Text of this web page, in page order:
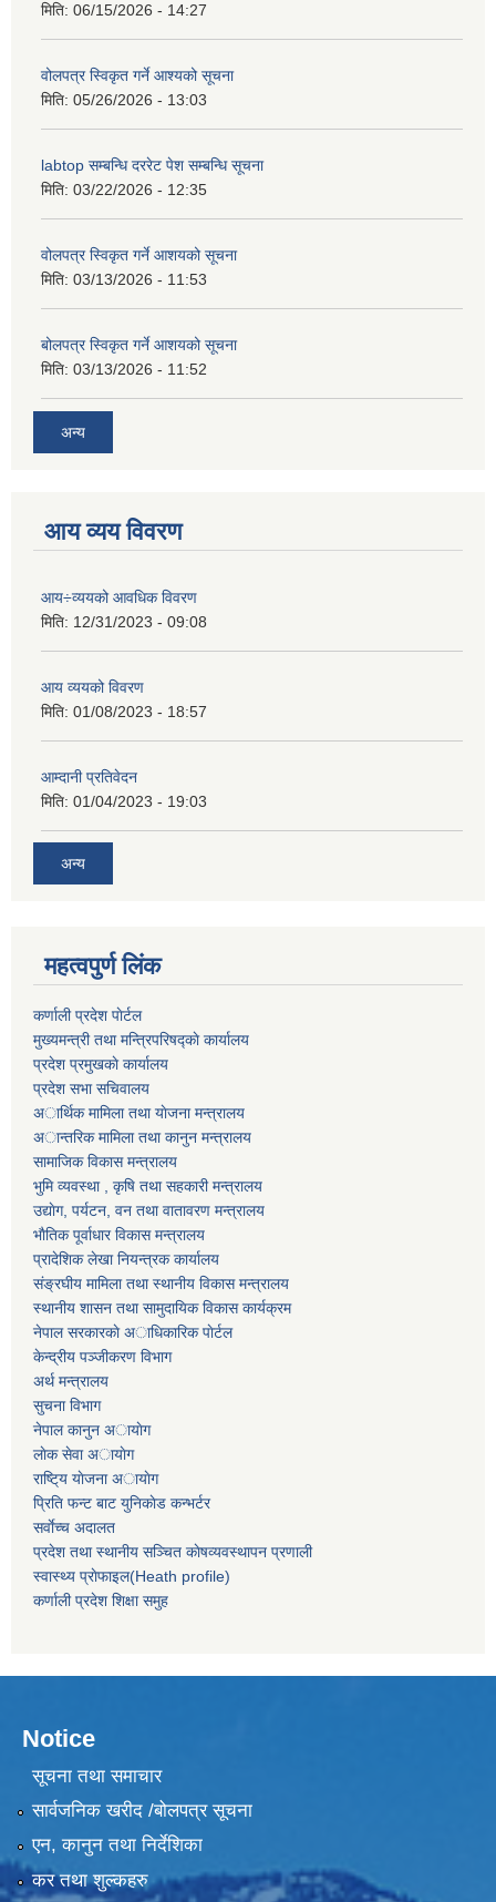
मिति: 06/15/2026 - 14:27
वोलपत्र स्विकृत गर्ने आश्यको सूचना
मिति: 05/26/2026 - 13:03
labtop सम्बन्धि दररेट पेश सम्बन्धि सूचना
मिति: 03/22/2026 - 12:35
वोलपत्र स्विकृत गर्ने आशयको सूचना
मिति: 03/13/2026 - 11:53
बोलपत्र स्विकृत गर्ने आशयको सूचना
मिति: 03/13/2026 - 11:52
अन्य
आय व्यय विवरण
आय÷व्ययको आवधिक विवरण
मिति: 12/31/2023 - 09:08
आय व्ययको विवरण
मिति: 01/08/2023 - 18:57
आम्दानी प्रतिवेदन
मिति: 01/04/2023 - 19:03
अन्य
महत्वपुर्ण लिंक
कर्णाली प्रदेश पाेर्टल
मुख्यमन्त्री तथा मन्त्रिपरिषद्काे कार्यालय
प्रदेश प्रमुखकाे कार्यालय
प्रदेश सभा सचिवालय
अार्थिक मामिला तथा याेजना मन्त्रालय
अान्तरिक मामिला तथा कानुन मन्त्रालय
सामाजिक विकास मन्त्रालय
भुमि व्यवस्था , कृषि तथा सहकारी मन्त्रालय
उद्याेग, पर्यटन, वन तथा वातावरण मन्त्रालय
भाैतिक पूर्वाधार विकास मन्त्रालय
प्रादेशिक लेखा नियन्त्रक कार्यालय
संङ्रघीय मामिला तथा स्थानीय विकास मन्त्रालय
स्थानीय शासन तथा सामुदायिक विकास कार्यक्रम
नेपाल सरकारकाे अाधिकारिक पाेर्टल
केन्द्रीय पञ्जीकरण विभाग
अर्थ मन्त्रालय
सुचना विभाग
नेपाल कानुन अायाेग
लाेक सेवा अायाेग
राष्टि्य याेजना अायाेग
प्रिति फन्ट बाट युनिकाेड कन्भर्टर
सर्वाेच्च अदालत
प्रदेश तथा स्थानीय सञ्चित काेषव्यवस्थापन प्रणाली
स्वास्थ्य प्राेफाइल(Heath profile)
कर्णाली प्रदेश शिक्षा समुह
Notice
सूचना तथा समाचार
सार्वजनिक खरीद /बोलपत्र सूचना
एन, कानुन तथा निर्देशिका
कर तथा शुल्कहरु